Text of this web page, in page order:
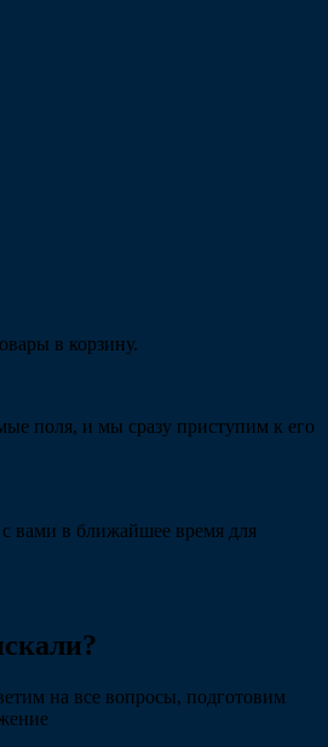
в корзину.
поля, и мы сразу приступим к его
вами в ближайшее время для
на все вопросы, подготовим